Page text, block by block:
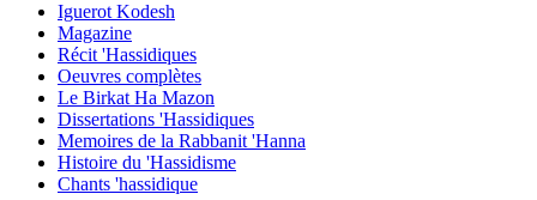
Iguerot Kodesh
Magazine
Récit 'Hassidiques
Oeuvres complètes
Le Birkat Ha Mazon
Dissertations 'Hassidiques
Memoires de la Rabbanit 'Hanna
Histoire du 'Hassidisme
Chants 'hassidique